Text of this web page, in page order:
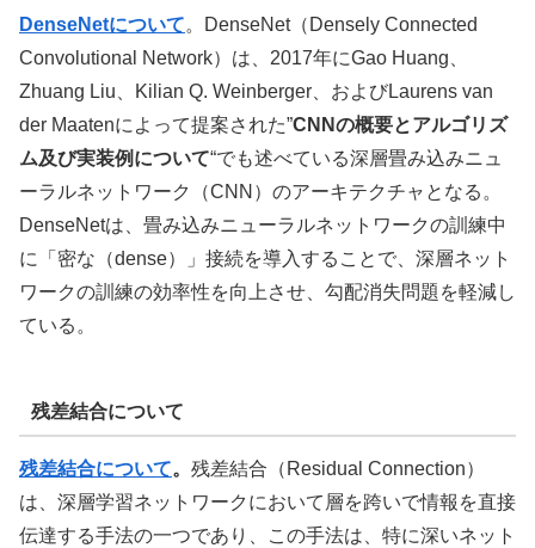
DenseNetについて。DenseNet（Densely Connected
Convolutional Network）は、2017年にGao Huang、
Zhuang Liu、Kilian Q. Weinberger、およびLaurens van
der Maatenによって提案された”CNNの概要とアルゴリズ
ム及び実装例について“でも述べている深層畳み込みニュ
ーラルネットワーク（CNN）のアーキテクチャとなる。
DenseNetは、畳み込みニューラルネットワークの訓練中
に「密な（dense）」接続を導入することで、深層ネット
ワークの訓練の効率性を向上させ、勾配消失問題を軽減し
ている。
残差結合について
残差結合について。 残差結合（Residual Connection）
は、深層学習ネットワークにおいて層を跨いで情報を直接
伝達する手法の一つであり、この手法は、特に深いネット